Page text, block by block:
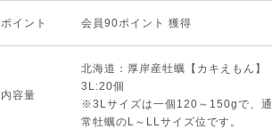
ポイント 会員90ポイント 獲得
内容量
北海道：厚岸産牡蠣【カキえもん】
3L:20個
※3Lサイズは一個120～150gで、通
常牡蠣のL～LLサイズ位です。